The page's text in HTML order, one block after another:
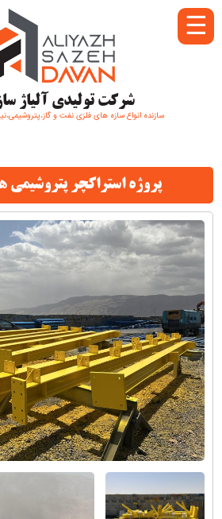
شرکت تولیدی آلیاژ
سازنده انواع سازه های فلزی نفت و
☰
پروژه استراکچر پتروشیمی